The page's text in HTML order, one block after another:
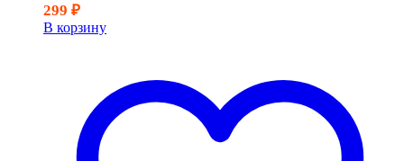
299 ₽
В корзину